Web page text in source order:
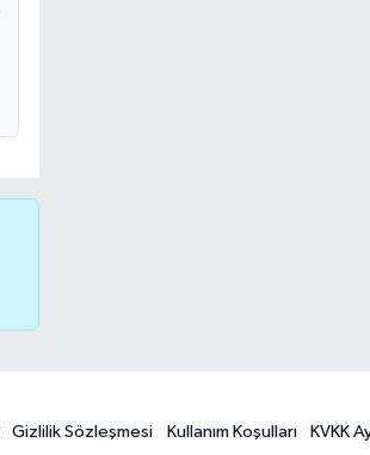
Gizlilik Sözleşmesi Kullanım Koşulları KVKK